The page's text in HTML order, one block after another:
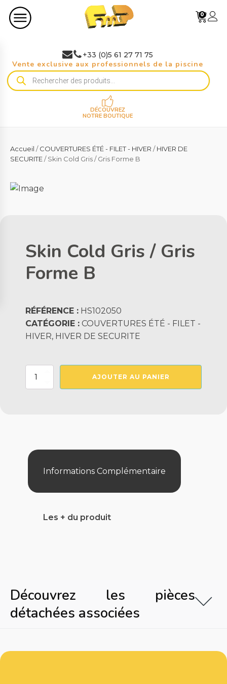
0
+33 (0)5 61 27 71 75
Vente exclusive aux professionnels de la piscine
Recherche
de
DÉCOUVREZ
NOTRE BOUTIQUE
Accueil /COUVERTURES ÉTÉ - FILET - HIVER /HIVER DE
SECURITE/ Skin Cold Gris / Gris Forme B
Skin Cold Gris / Gris
Forme B
RÉFÉRENCE : HS102050
CATÉGORIE : COUVERTURES ÉTÉ - FILET -
HIVER, HIVER DE SECURITE
quantité
AJOUTER AU PANIER
Informations Complémentaire
Les + du produit
Découvrez les pièces
détachées associées